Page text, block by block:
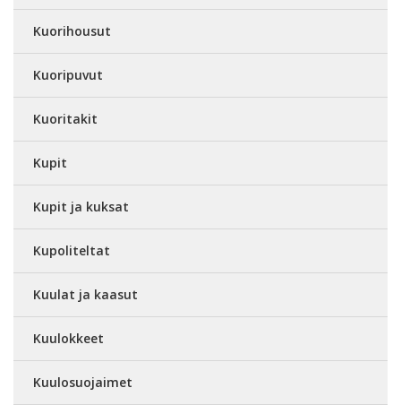
Kuorihousut
Kuoripuvut
Kuoritakit
Kupit
Kupit ja kuksat
Kupoliteltat
Kuulat ja kaasut
Kuulokkeet
Kuulosuojaimet